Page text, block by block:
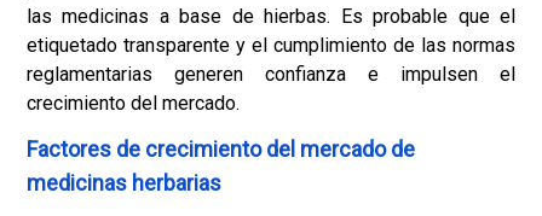
las medicinas a base de hierbas. Es probable que el
etiquetado transparente y el cumplimiento de las normas
reglamentarias generen confianza e impulsen el
crecimiento del mercado.
Factores de crecimiento del mercado de
medicinas herbarias